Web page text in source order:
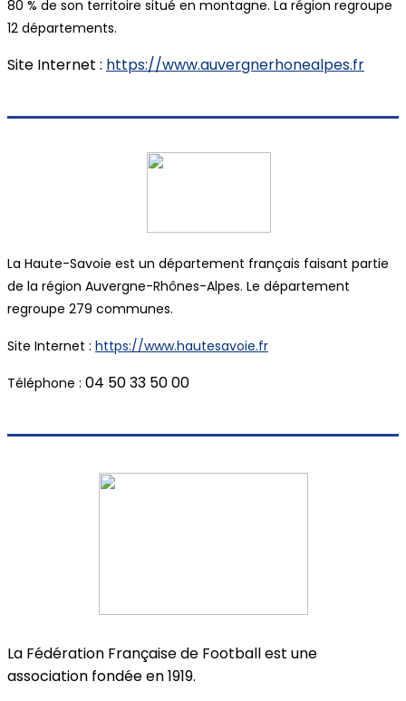
80 % de son territoire situé en montagne. La région regroupe
12 départements.
Site Internet : https://www.auvergnerhonealpes.fr
La Haute-Savoie est un département français faisant partie
de la région Auvergne-Rhônes-Alpes. Le département
regroupe 279 communes.
Site Internet : https://www.hautesavoie.fr
Téléphone : 04 50 33 50 00
La Fédération Française de Football est une
association fondée en 1919.